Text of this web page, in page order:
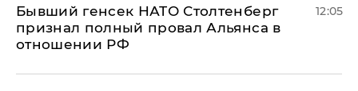
Бывший генсек НАТО Столтенберг
признал полный провал Альянса в
отношении РФ
12:05